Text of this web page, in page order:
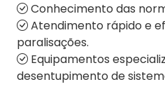
Conhecimento das
Atendimento rápido e
paralisações.
Equipamentos
desentupimento de